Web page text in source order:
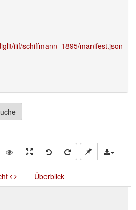
iiif/schiffmann_1895/manifest.json
Überblick